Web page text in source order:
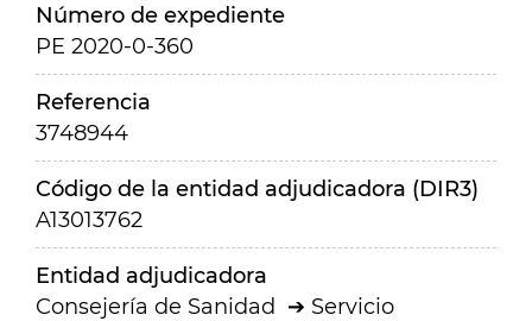
Número de expediente
PE 2020-0-360
Referencia
3748944
Código de la entidad adjudicadora (DIR3)
A13013762
Entidad adjudicadora
Consejería de Sanidad
Servicio